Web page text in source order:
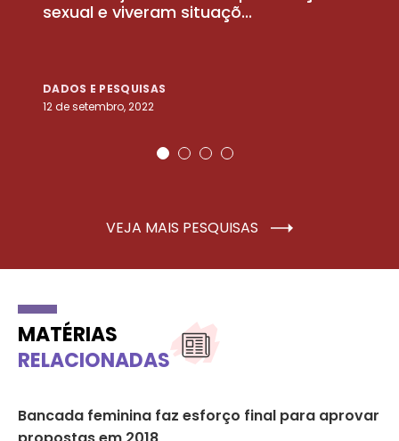
sexual e viveram situaçõ...
DADOS E PESQUISAS
12 de setembro, 2022
VEJA MAIS PESQUISAS
MATÉRIAS
RELACIONADAS
Bancada feminina faz esforço final para aprovar